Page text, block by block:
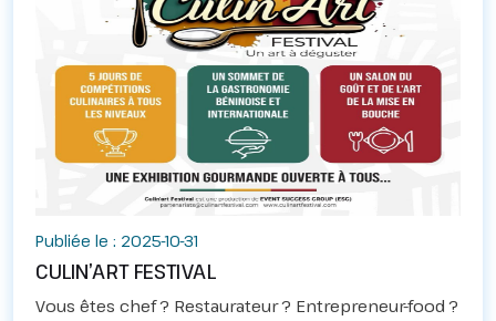
Publiée le : 2025-10-31
CULIN’ART FESTIVAL
Vous êtes chef ? Restaurateur ? Entrepreneur-food ?